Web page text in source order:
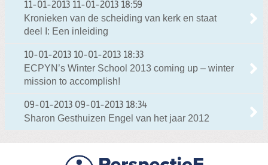
11-01-2013 11-01-2013 18:59
Kronieken van de scheiding van kerk en staat
deel I: Een inleiding
10-01-2013 10-01-2013 18:33
ECPYN’s Winter School 2013 coming up – winter
mission to accomplish!
09-01-2013 09-01-2013 18:34
Sharon Gesthuizen Engel van het jaar 2012